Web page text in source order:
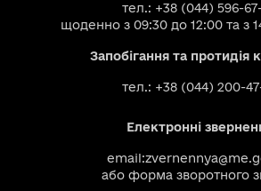
тел.: +38 (044) 596-
щоденно з 09:30 до 12:00 та з
Запобігання та протидія
тел.: +38 (044) 200-
Електронні
email:
або форма зворотного